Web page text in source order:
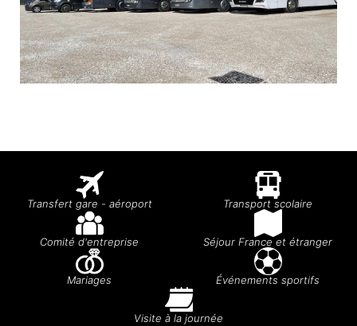
Transfert gare - aéroport Transport scolaire
Comité d'entreprise Séjour France et étranger
Mariages Événements sportifs
Visite à la journée